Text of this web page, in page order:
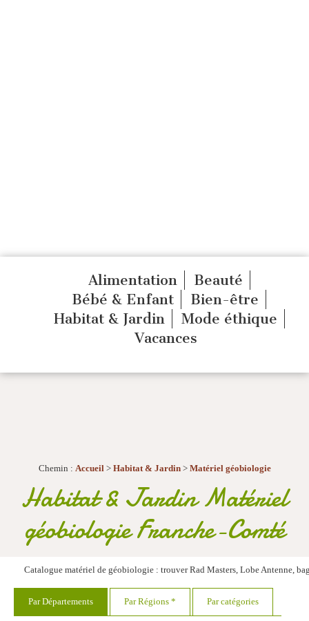
Alimentation
Beauté
Bébé & Enfant
Bien-être
Habitat & Jardin
Mode éthique
Vacances
Chemin : Accueil> Habitat & Jardin> Matériel géobiologie
Habitat & Jardin Matériel
géobiologie Franche-Comté
Catalogue matériel de géobiologie : trouver Rad Masters, Lobe Antenne,
Par Départements Par Régions * Par catégories